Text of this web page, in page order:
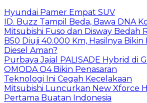
Hyundai Pamer Empat SUV
ID. Buzz Tampil Beda, Bawa DNA
Mitsubishi Fuso dan Disway Bedah
B50 Diuji 40.000 Km, Hasilnya Bikin
Diesel Aman?
Purbaya Jajal PALISADE Hybrid di
OMODA O4 Bikin Penasaran
Teknologi Ini Cegah Kecelakaan
Mitsubishi Luncurkan New Xforce
Pertama Buatan Indonesia